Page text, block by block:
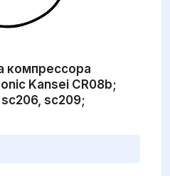
компрессора
Kansei CR08b;
sc206, sc209;